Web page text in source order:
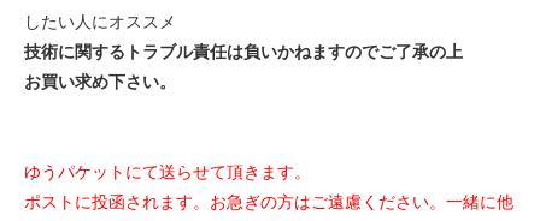
したい人にオススメ
技術に関するトラブル責任は負いかねますのでご了承の上
お買い求め下さい。
ゆうパケットにて送らせて頂きます。
ポストに投函されます。お急ぎの方はご遠慮ください。一緒に他